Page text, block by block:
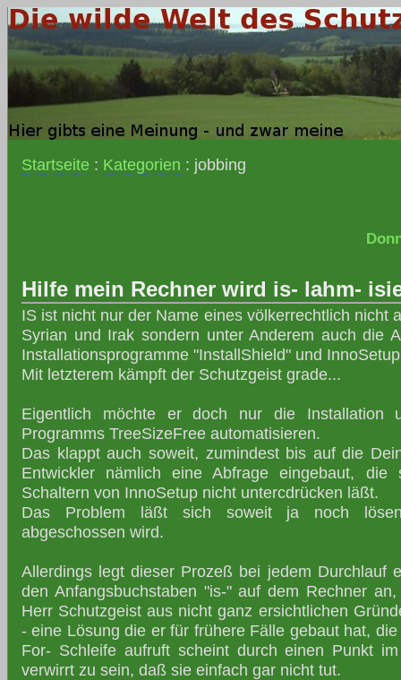
Startseite : Kategorien : jobbing
Hilfe mein Rechner wird is- lahm-
IS ist nicht nur der Name eines völkerrechtlich nicht
Syrian und Irak sondern unter Anderem auch die
Installationsprogramme "InstallShield" und
Mit letzterem kämpft der Schutzgeist grade...
Eigentlich möchte er doch nur die Installation
Programms TreeSizeFree automatisieren.
Das klappt auch soweit, zumindest bis auf die
Entwickler nämlich eine Abfrage eingebaut,
Schaltern von InnoSetup nicht untercdrücken läßt.
Das Problem läßt sich soweit ja noch
abgeschossen wird.
Allerdings legt dieser Prozeß bei jedem Durchlauf
den Anfangsbuchstaben "is-" auf dem Rechner
Herr Schutzgeist aus nicht ganz ersichtlichen
- eine Lösung die er für frühere Fälle gebaut hat,
For- Schleife aufruft scheint durch einen Punkt
verwirrt zu sein, daß sie einfach gar nicht tut.